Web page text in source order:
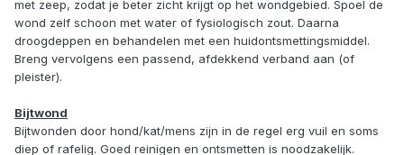
met zeep, zodat je beter zicht krijgt op het wondgebied. Spoel de
wond zelf schoon met water of fysiologisch zout. Daarna
droogdeppen en behandelen met een huidontsmettingsmiddel.
Breng vervolgens een passend, afdekkend verband aan (of
pleister).
Bijtwond
Bijtwonden door hond/kat/mens zijn in de regel erg vuil en soms
diep of rafelig. Goed reinigen en ontsmetten is noodzakelijk.